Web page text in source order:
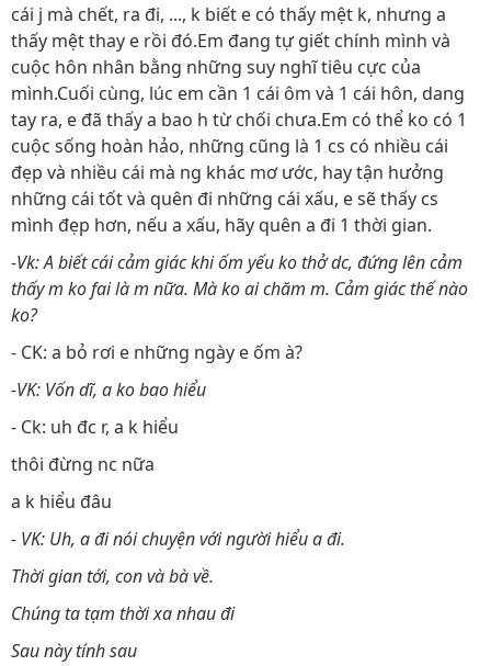
cái j mà chết, ra đi, ..., k biết e có thấy mệt k, nhưng a
thấy mệt thay e rồi đó.Em đang tự giết chính mình và
cuộc hôn nhân bằng những suy nghĩ tiêu cực của
mình.Cuối cùng, lúc em cần 1 cái ôm và 1 cái hôn, dang
tay ra, e đã thấy a bao h từ chối chưa.Em có thể ko có 1
cuộc sống hoàn hảo, những cũng là 1 cs có nhiều cái
đẹp và nhiều cái mà ng khác mơ ước, hay tận hưởng
những cái tốt và quên đi những cái xấu, e sẽ thấy cs
mình đẹp hơn, nếu a xấu, hãy quên a đi 1 thời gian.
-Vk: A biết cái cảm giác khi ốm yếu ko thở dc, đứng lên cảm
thấy m ko fai là m nữa. Mà ko ai chăm m. Cảm giác thế nào
ko?
- CK: a bỏ rơi e những ngày e ốm à?
-VK: Vốn dĩ, a ko bao hiểu
- Ck: uh đc r, a k hiểu
thôi đừng nc nữa
a k hiểu đâu
- VK: Uh, a đi nói chuyện với người hiểu a đi.
Thời gian tới, con và bà về.
Chúng ta tạm thời xa nhau đi
Sau này tính sau